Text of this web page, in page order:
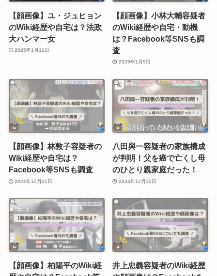
【顔画像】ユ・ジュヒョン
のWiki経歴や自宅は？法政
大ハンマー女
2025年1月11日
【顔画像】小林大輔容疑者
のWiki経歴や自宅・動機
は？Facebook等SNSも調
査
2025年1月5日
【顔画像】林敦子容疑者の
Wiki経歴や自宅は？
Facebook等SNSも調査
2024年12月31日
八田與一容疑者の家族構成
が判明！父を癌で亡くし母
のひとり親家庭だった！
2024年12月30日
【顔画像】柏陽平のWiki経
井上忠義容疑者のWiki経歴